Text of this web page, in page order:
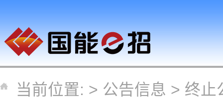
当前位置: > 公告信息 > 终止